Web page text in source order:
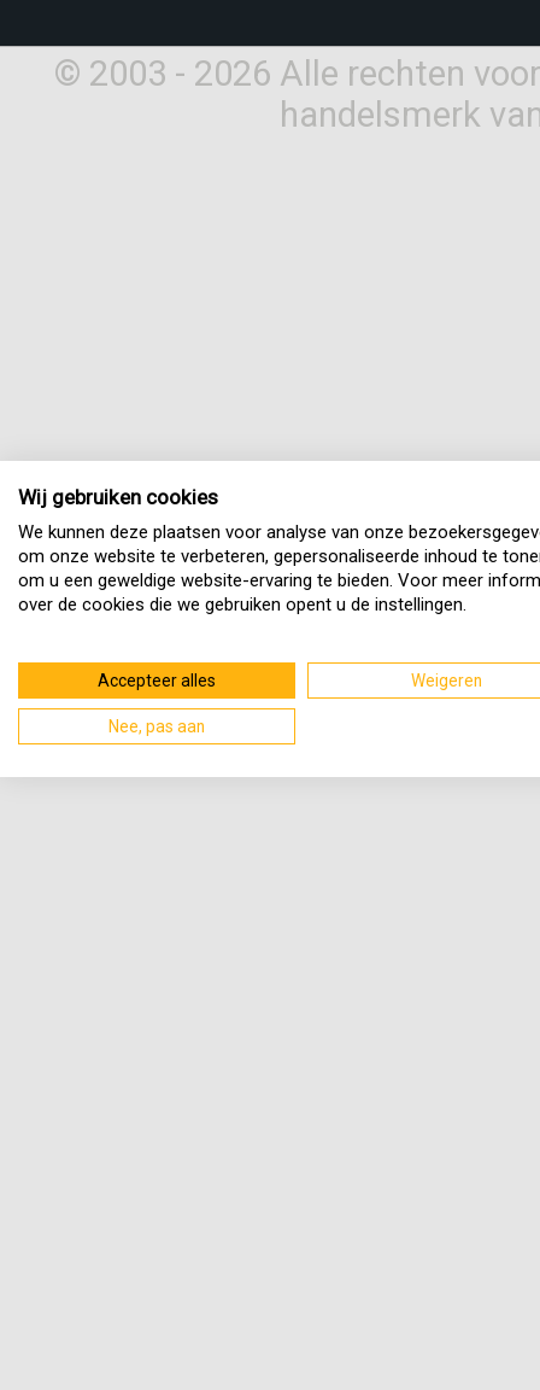
© 2003 - 2026 Alle rechten
handelsmerk
Wij gebruiken cookies
We kunnen deze plaatsen voor analyse van onze
om onze website te verbeteren, gepersonaliseerde inhoud te
om u een geweldige website-ervaring te bieden. Voor meer
over de cookies die we gebruiken opent u de instellingen.
Accepteer alles Weigeren
Nee, pas aan